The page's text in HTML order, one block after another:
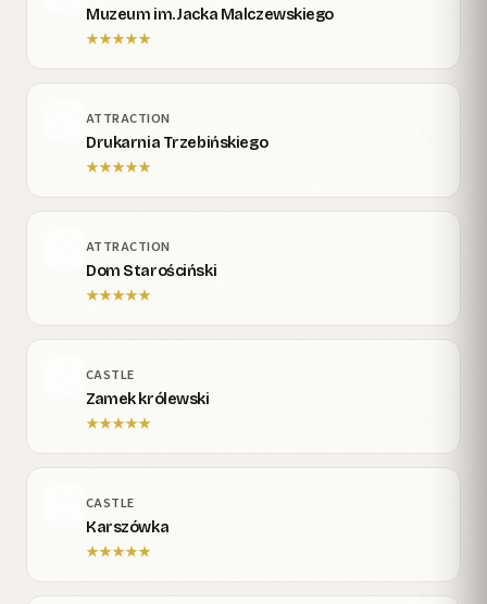
Muzeum im. Jacka Malczewskiego
★★★★★
ATTRACTION
Drukarnia Trzebińskiego
★★★★★
ATTRACTION
Dom Starościński
★★★★★
CASTLE
Zamek królewski
★★★★★
CASTLE
Karszówka
★★★★★